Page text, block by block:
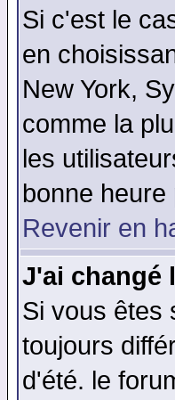
Si c'est le
en
New York,
comme la
les
bonne
Revenir en
J'ai changé
Si vous êtes
toujours
d'été. le